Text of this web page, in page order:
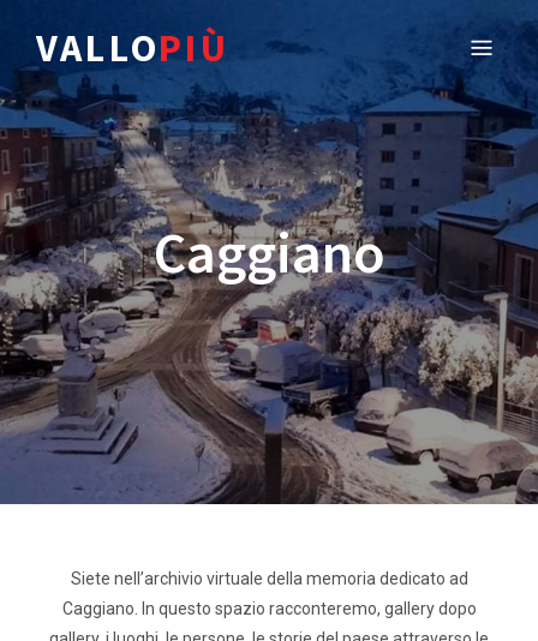
VALLOPIÙ
Caggiano
Siete nell’archivio virtuale della memoria dedicato ad
Caggiano. In questo spazio racconteremo, gallery dopo